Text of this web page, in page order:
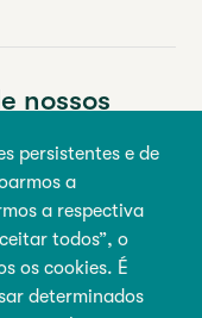
persistentes e de
a
a respectiva
todos”, o
os cookies. É
determinados
nossos
nome